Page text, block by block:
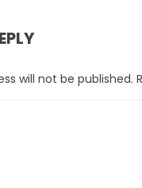
will not be published.